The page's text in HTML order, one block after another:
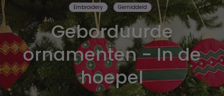
Embroidery Gemiddeld
Geborduurde
ornamenten - In de
hoepel